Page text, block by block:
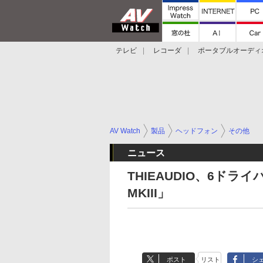
テレビ レコーダ
ポータブルオーディ
AV Watch 製品 ヘッドフォン その他
ニュース
THIEAUDIO、6ドライ
MKIII」
ポスト リスト シ